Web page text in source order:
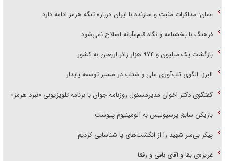
عمان: مذاکرات مثبت و سازنده با ایران درباره تنگه هرمز ادامه دارد
فرهنگ با بخشنامه و نگاه قیم‌مآبانه اصلاح نمی‌شود
بازگشت یک میلیون و ۹۷۴ هزار زائر اربعین به کشور
البرز، الگوی تاب‌آوری ملی و شتاب در مسیر توسعه پایدار
گفتگوی دکتر اخوان مدیرمسئول روزنامه جوان با برنامه تلویزیونی «نبرد هرمز»
بازیکن سابق پرسپولیس به آلومینیوم پیوست
پیکر بی‌سر شهید را از انگشت‌های پا شناسایی کردیم
غریزه‌ی بقا و آقای باقی و رفقا